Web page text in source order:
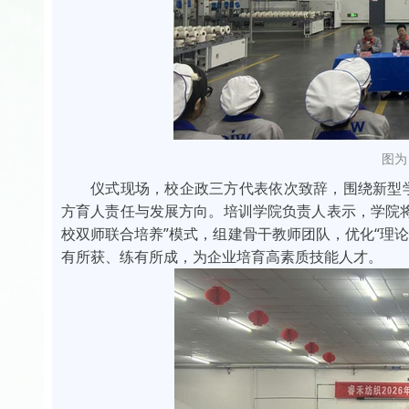
图
仪式现场，校企政三方代表依次致辞，围绕新
方育人责任与发展方向。培训学院负责人表示，学
校双师联合培养”模式，组建骨干教师团队，优化“理
有所获、练有所成，为企业培育高素质技能人才。